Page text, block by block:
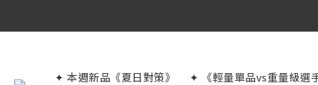
✦ 本週新品《夏日對策》 ✦ 《輕量單品vs重量級選